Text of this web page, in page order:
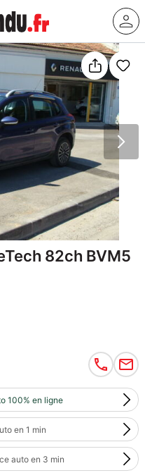
82ch BVM5
100% en ligne
en 1 min
auto en 3 min